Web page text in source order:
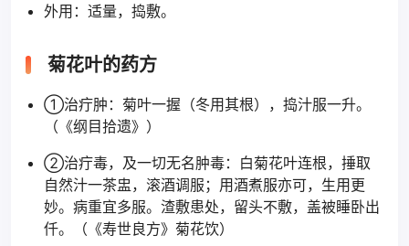
外用：适量，捣敷。
菊花叶的药方
①治疔肿：菊叶一握（冬用其根），捣汁服一升。
（《纲目拾遗》）
②治疔毒，及一切无名肿毒：白菊花叶连根，捶取
自然汁一茶盅，滚酒调服；用酒煮服亦可，生用更
妙。病重宜多服。渣敷患处，留头不敷，盖被睡卧出
仟。（《寿世良方》菊花饮）